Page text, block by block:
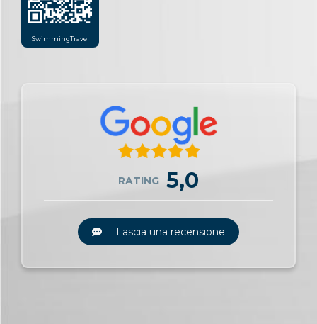
SwimmingTravel
RATING 5,0
Lascia una recensione